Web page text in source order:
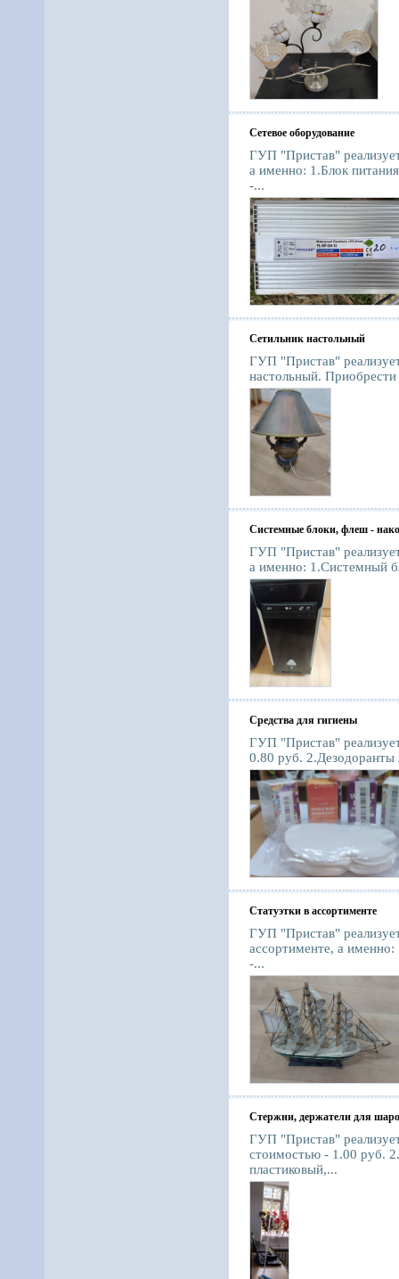
Сетевое оборудование
ГУП "Пристав"
а именно: 1.Блок
-...
Сетильник настольный
ГУП "Пристав"
настольный.
Системные блоки, флеш -
ГУП "Пристав"
а именно: 1.Системный
Средства для гигиены
ГУП "Пристав"
0.80 руб.
Статуэтки в ассортименте
ГУП "Пристав"
ассортименте, а
-...
Стержни, держатели для
ГУП "Пристав"
стоимостью - 1.00 руб.
пластиковый,...